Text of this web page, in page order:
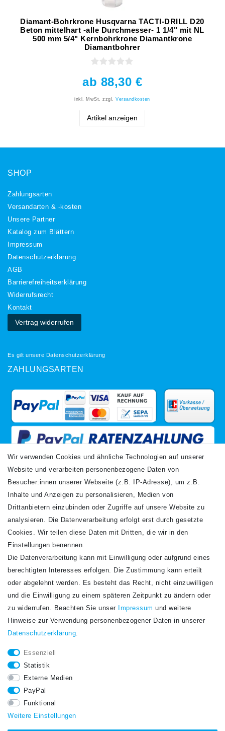
Diamant-Bohrkrone Husqvarna TACTI-DRILL D20
Beton mittelhart -alle Durchmesser- 1 1/4" mit NL
500 mm 5/4" Kernbohrkrone Diamantkrone
Diamantbohrer
ab 88,30 €
inkl. MwSt. zzgl.Versandkosten
Artikel anzeigen
SHOP
Zahlungsarten
Versandarten & -kosten
Unsere Partner
Katalog zum Blättern
Impressum
Daten­schutz­erklärung
AGB
Barrierefreiheitserklärung
Widerrufs­recht
Kontakt
Vertrag widerrufen
Es gilt unsere Datenschutzerklärung
ZAHLUNGSARTEN
VERSANDARTEN
Newsletter
Honig
Hiermit bestätige ich, dass ich dieDaten­schutz­erklärunggelesen habe. Meine
STAY CONNECTED.
Wir verwenden Cookies und ähnliche Technologien auf unserer
Website und verarbeiten personenbezogene Daten von
Besucher:innen unserer Webseite (z.B. IP-Adresse), um z.B.
Inhalte und Anzeigen zu personalisieren, Medien von
Drittanbietern einzubinden oder Zugriffe auf unsere Website zu
analysieren. Die Datenverarbeitung erfolgt erst durch gesetzte
Cookies. Wir teilen diese Daten mit Dritten, die wir in den
Einstellungen benennen.
Die Datenverarbeitung kann mit Einwilligung oder aufgrund eines
berechtigten Interesses erfolgen. Die Zustimmung kann erteilt
oder abgelehnt werden. Es besteht das Recht, nicht einzuwilligen
und die Einwilligung zu einem späteren Zeitpunkt zu ändern oder
zu widerrufen. Beachten Sie unser
Impressum und weitere
Hinweise zur Verwendung personenbezogener Daten in unserer
Daten­schutz­erklärung.
Essenziell
Statistik
Externe Medien
PayPal
Funktional
Weitere Einstellungen